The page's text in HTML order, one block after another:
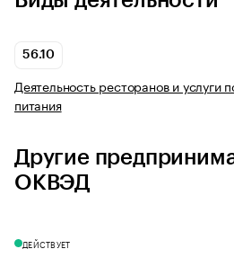
56.10
Деятельность ресторанов и услуги
питания
Другие
ОКВЭД
ДЕЙСТВУЕТ